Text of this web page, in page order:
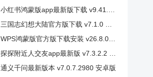
小红书鸿蒙版app最新版下载 v9.41.2 安卓版
三国志幻想大陆官方版下载 v7.1.0 安卓版
WPS鸿蒙版官方版下载安装 v26.8.0 安卓版
探探附近人交友app最新版 v7.3.2.2 安卓版
通义千问最新版本 v7.0.7.2980 安卓版